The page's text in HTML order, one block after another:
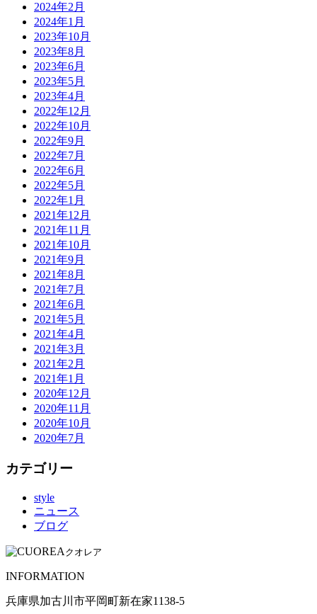
2024年2月
2024年1月
2023年10月
2023年8月
2023年6月
2023年5月
2023年4月
2022年12月
2022年10月
2022年9月
2022年7月
2022年6月
2022年5月
2022年1月
2021年12月
2021年11月
2021年10月
2021年9月
2021年8月
2021年7月
2021年6月
2021年5月
2021年4月
2021年3月
2021年2月
2021年1月
2020年12月
2020年11月
2020年10月
2020年7月
カテゴリー
style
ニュース
ブログ
クオレア
INFORMATION
兵庫県加古川市平岡町新在家1138-5